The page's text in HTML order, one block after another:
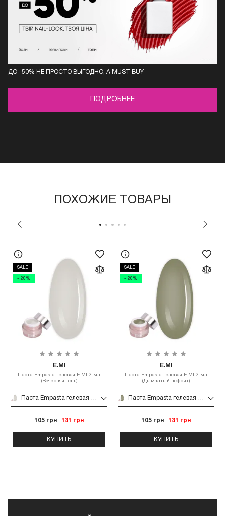
ДО –50% НЕ ПРОСТО ВЫГОДНО, А MUST BUY
ПОДРОБНЕЕ
ПОХОЖИЕ ТОВАРЫ
SALE
- 20%
E.MI
Паста Empasta гелевая E.MI 2 мл
(Вечерняя тень)
105 грн 131 грн
КУПИТЬ
SALE
- 20%
E.MI
Паста Empasta гелевая E.MI 2 мл
(Дымчатый нефрит)
105 грн 131 грн
КУПИТЬ